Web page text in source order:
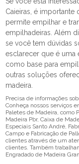
Caieiras, é importante
permite empilhar e
empilhadeiras. Além
se você tem dúvidas
esclarecer que é uma
como base para
outras soluções
madeira.
Precisa de informações
Conheça nossos serviços
Paletes de Madeira, como
Madeira Pbr, Caixa de
Especiais Santo André,
Campo e Fabricação de
clientes através de um
clientes. Também
Engradado de Madeira